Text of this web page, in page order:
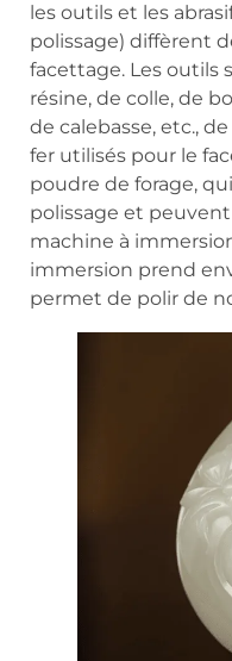
les outils et les
polissage) diffèrent
facettage. Les outils
résine, de colle, de
de calebasse, etc.,
fer utilisés pour le
poudre de forage,
polissage et
machine à
immersion prend
permet de polir de